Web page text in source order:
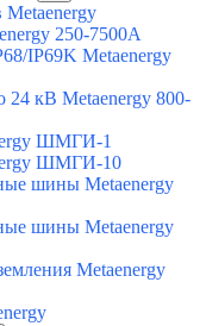
250-7500A
IP69K Metaenergy
24 кВ Metaenergy 800-
ШМГИ-1
ШМГИ-10
шины Metaenergy
шины Metaenergy
Metaenergy